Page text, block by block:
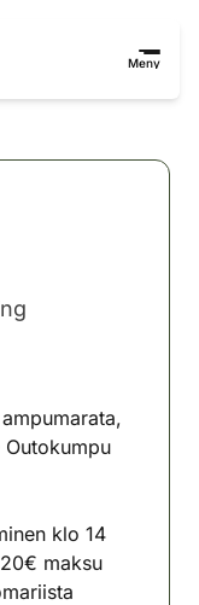
Meny
klo 14
maksu